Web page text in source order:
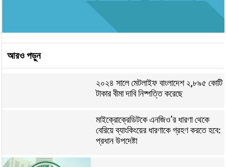
আরও পড়ুন
২০২৪ সালে মেটলাইফ বাংলাদেশ ২,৮৯৫ কোটি
টাকার বীমা দাবি নিষ্পত্তি করেছে
মাইক্রোক্রেডিটকে এনজিও’র ধারণা থেকে
বেরিয়ে ব্যাংকিংয়ের ধারণাকে গ্রহণ করতে হবে:
প্রধান উপদেষ্টা